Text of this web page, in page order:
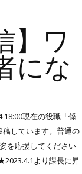
】ワ
にな
18:00現在の役職「係
しています。普通の
を応援してください
より課長に昇